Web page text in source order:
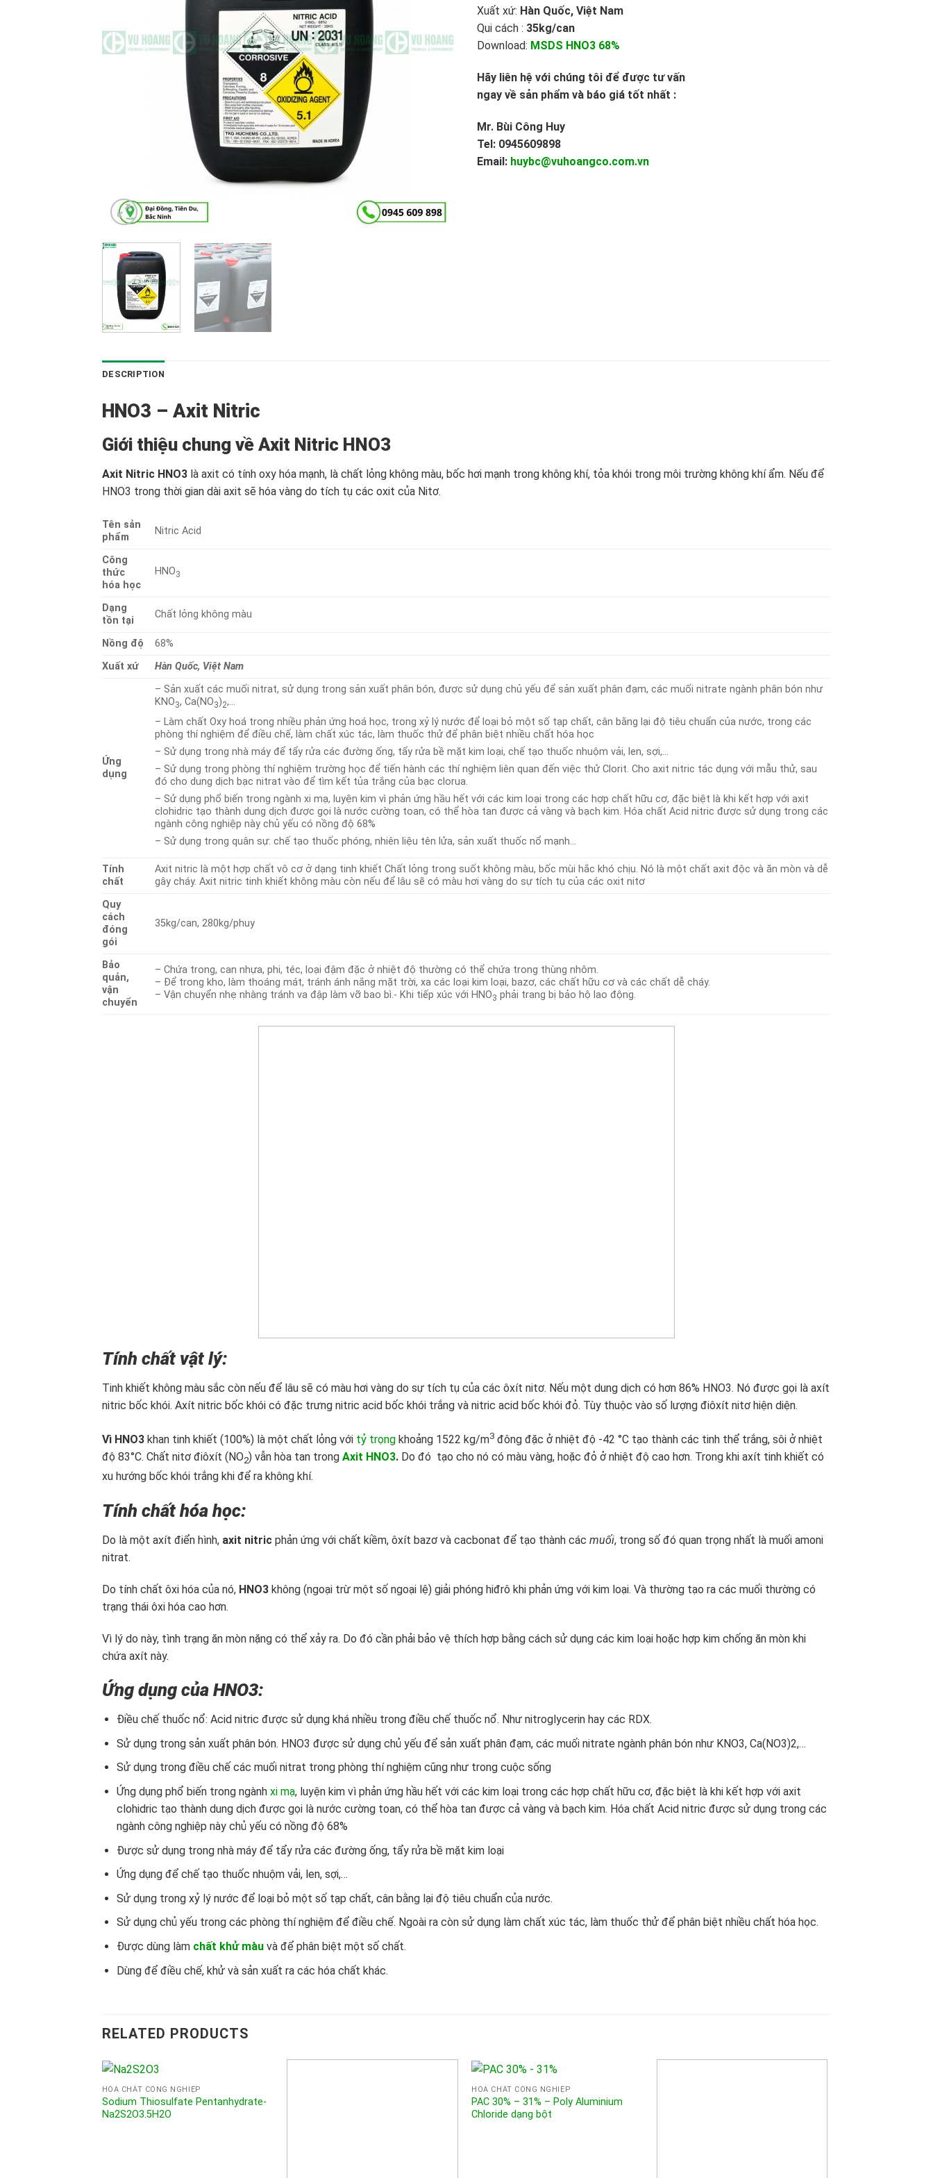
Xuất xứ: Hàn Quốc, Việt Nam
Qui cách : 35kg/can
Download: MSDS HNO3 68%
Hãy liên hệ với chúng tôi để được tư vấn
ngay về sản phẩm và báo giá tốt nhất :
Mr. Bùi Công Huy
Tel: 0945609898
Email: huybc@vuhoangco.com.vn
DESCRIPTION
HNO3 – Axit Nitric
Giới thiệu chung về Axit Nitric HNO3
Axit Nitric HNO3 là axit có tính oxy hóa mạnh, là chất lỏng không màu, bốc hơi mạnh trong không khí, tỏa khói trong môi trường không khí ẩm. Nếu để
HNO3 trong thời gian dài axit sẽ hóa vàng do tích tụ các oxit của Nitơ.
Tên sản
phẩm
Nitric Acid
Công
thức
hóa học
HNO3
Dạng
tồn tại
Chất lỏng không màu
Nồng độ
68%
Xuất xứ
Hàn Quốc, Việt Nam
Ứng
dụng
– Sản xuất các muối nitrat, sử dụng trong sản xuất phân bón, được sử dụng chủ yếu để sản xuất phân đạm, các muối nitrate ngành phân bón như
KNO3, Ca(NO3)2,…
– Làm chất Oxy hoá trong nhiều phản ứng hoá học, trong xỷ lý nước để loại bỏ một số tạp chất, cân bằng lại độ tiêu chuẩn của nước, trong các
phòng thí nghiệm để điều chế, làm chất xúc tác, làm thuốc thử để phân biệt nhiều chất hóa học
– Sử dụng trong nhà máy để tẩy rửa các đường ống, tẩy rửa bề mặt kim loại, chế tạo thuốc nhuộm vải, len, sợi,…
– Sử dụng trong phòng thí nghiệm trường học để tiến hành các thí nghiệm liên quan đến việc thử Clorit. Cho axit nitric tác dụng với mẫu thử, sau
đó cho dung dịch bạc nitrat vào để tìm kết tủa trắng của bạc clorua.
– Sử dụng phổ biến trong ngành xi mạ, luyện kim vì phản ứng hầu hết với các kim loại trong các hợp chất hữu cơ, đặc biệt là khi kết hợp với axit
clohidric tạo thành dung dịch được gọi là nước cường toan, có thể hòa tan được cả vàng và bạch kim. Hóa chất Acid nitric được sử dụng trong các
ngành công nghiệp này chủ yếu có nồng độ 68%
– Sử dụng trong quân sự: chế tạo thuốc phóng, nhiên liệu tên lửa, sản xuất thuốc nổ mạnh…
Tính
chất
Axit nitric là một hợp chất vô cơ ở dạng tinh khiết Chất lỏng trong suốt không màu, bốc mùi hắc khó chịu. Nó là một chất axit độc và ăn mòn và dễ
gây cháy. Axit nitric tinh khiết không màu còn nếu để lâu sẽ có màu hơi vàng do sự tích tụ của các oxit nitơ
Quy
cách
đóng
gói
35kg/can, 280kg/phuy
Bảo
quản,
vận
chuyển
– Chứa trong, can nhựa, phi, téc, loại đậm đặc ở nhiệt độ thường có thể chứa trong thùng nhôm.
– Để trong kho, làm thoáng mát, tránh ánh nắng mặt trời, xa các loại kim loại, bazơ, các chất hữu cơ và các chất dễ cháy.
– Vận chuyển nhẹ nhàng tránh va đập làm vỡ bao bì.- Khi tiếp xúc với HNO3 phải trang bị bảo hộ lao động.
Tính chất vật lý:
Tinh khiết không màu sắc còn nếu để lâu sẽ có màu hơi vàng do sự tích tụ của các ôxít nitơ. Nếu một dung dịch có hơn 86% HNO3. Nó được gọi là axít
nitric bốc khói. Axít nitric bốc khói có đặc trưng nitric acid bốc khói trắng và nitric acid bốc khói đỏ. Tùy thuộc vào số lượng điôxít nitơ hiện diện.
Vì HNO3 khan tinh khiết (100%) là một chất lỏng với tỷ trọng khoảng 1522 kg/m3 đông đặc ở nhiệt độ -42 °C tạo thành các tinh thể trắng, sôi ở nhiệt
độ 83°C. Chất nitơ điôxít (NO2) vẫn hòa tan trong Axit HNO3. Do đó tạo cho nó có màu vàng, hoặc đỏ ở nhiệt độ cao hơn. Trong khi axít tinh khiết có
xu hướng bốc khói trắng khi để ra không khí.
Tính chất hóa học:
Do là một axít điển hình, axit nitric phản ứng với chất kiềm, ôxít bazơ và cacbonat để tạo thành các muối, trong số đó quan trọng nhất là muối amoni
nitrat.
Do tính chất ôxi hóa của nó, HNO3 không (ngoại trừ một số ngoại lệ) giải phóng hiđrô khi phản ứng với kim loại. Và thường tạo ra các muối thường có
trạng thái ôxi hóa cao hơn.
Vì lý do này, tình trạng ăn mòn nặng có thể xảy ra. Do đó cần phải bảo vệ thích hợp bằng cách sử dụng các kim loại hoặc hợp kim chống ăn mòn khi
chứa axít này.
Ứng dụng của HNO3:
Điều chế thuốc nổ: Acid nitric được sử dụng khá nhiều trong điều chế thuốc nổ. Như nitroglycerin hay các RDX.
Sử dụng trong sản xuất phân bón. HNO3 được sử dụng chủ yếu để sản xuất phân đạm, các muối nitrate ngành phân bón như KNO3, Ca(NO3)2,…
Sử dụng trong điều chế các muối nitrat trong phòng thí nghiệm cũng như trong cuộc sống
Ứng dụng phổ biến trong ngành xi mạ, luyện kim vì phản ứng hầu hết với các kim loại trong các hợp chất hữu cơ, đặc biệt là khi kết hợp với axit
clohidric tạo thành dung dịch được gọi là nước cường toan, có thể hòa tan được cả vàng và bạch kim. Hóa chất Acid nitric được sử dụng trong các
ngành công nghiệp này chủ yếu có nồng độ 68%
Được sử dụng trong nhà máy để tẩy rửa các đường ống, tẩy rửa bề mặt kim loại
Ứng dụng để chế tạo thuốc nhuộm vải, len, sợi,…
Sử dụng trong xỷ lý nước để loại bỏ một số tạp chất, cân bằng lại độ tiêu chuẩn của nước.
Sử dụng chủ yếu trong các phòng thí nghiệm để điều chế. Ngoài ra còn sử dụng làm chất xúc tác, làm thuốc thử để phân biệt nhiều chất hóa học.
Được dùng làm chất khử màuvà để phân biệt một số chất.
Dùng để điều chế, khử và sản xuất ra các hóa chất khác.
RELATED PRODUCTS
HÓA CHẤT CÔNG NGHIỆP
Sodium Thiosulfate Pentanhydrate-
Na2S2O3.5H2O
HÓA CHẤT CÔNG NGHIỆP
PAC 30% – 31% – Poly Aluminium
Chloride dạng bột